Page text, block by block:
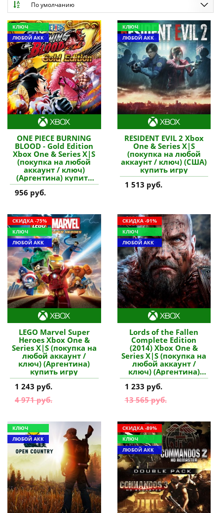
По умолчанию
КЛЮЧ
ЛЮБОЙ АКК
ONE PIECE BURNING
BLOOD - Gold Edition
Xbox One & Series X|S
(покупка на любой
аккаунт / ключ)
(Аргентина) купить
игру
956 руб.
КЛЮЧ
ЛЮБОЙ АКК
RESIDENT EVIL 2 Xbox
One & Series X|S
(покупка на любой
аккаунт / ключ) (США)
купить игру
1 513 руб.
СКИДКА -75%
КЛЮЧ
ЛЮБОЙ АКК
LEGO Marvel Super
Heroes Xbox One &
Series X|S (покупка на
любой аккаунт /
ключ) (Аргентина)
купить игру
1 243 руб.
4 971 руб.
СКИДКА -91%
КЛЮЧ
ЛЮБОЙ АКК
Lords of the Fallen
Complete Edition
(2014) Xbox One &
Series X|S (покупка на
любой аккаунт /
ключ) (Аргентина)
купить игру
1 233 руб.
13 565 руб.
КЛЮЧ
ЛЮБОЙ АКК
СКИДКА -89%
КЛЮЧ
ЛЮБОЙ АКК